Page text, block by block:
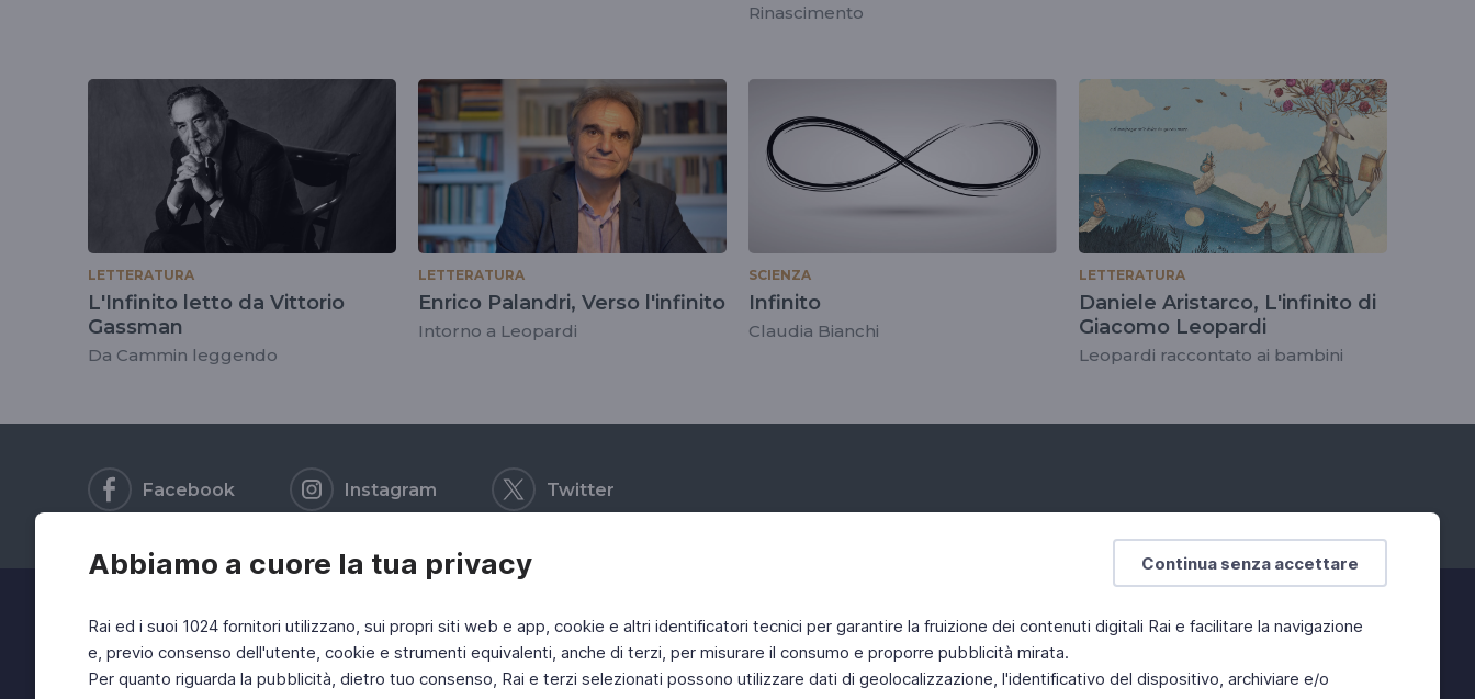
Continua senza accettare
Abbiamo a cuore la tua privacy
Rai ed i suoi 1024 fornitori utilizzano, sui propri siti web e app, cookie e altri identificatori tecnici per garantire la fruizione dei contenuti digitali Rai e facilitare la navigazione
e, previo consenso dell'utente, cookie e strumenti equivalenti, anche di terzi, per misurare il consumo e proporre pubblicità mirata.
Per quanto riguarda la pubblicità, dietro tuo consenso, Rai e terzi selezionati possono utilizzare dati di geolocalizzazione, l'identificativo del dispositivo, archiviare e/o
Rinascimento
LETTERATURA
L'Infinito letto da Vittorio
Gassman
Da Cammin leggendo
LETTERATURA
Enrico Palandri, Verso l'infinito
Intorno a Leopardi
SCIENZA
Infinito
Claudia Bianchi
LETTERATURA
Daniele Aristarco, L'infinito di
Giacomo Leopardi
Leopardi raccontato ai bambini
Facebook Instagram Twitter